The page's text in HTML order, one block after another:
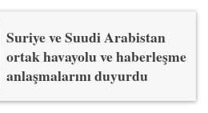
Suriye ve Suudi Arabistan
ortak havayolu ve haberleşme
anlaşmalarını duyurdu